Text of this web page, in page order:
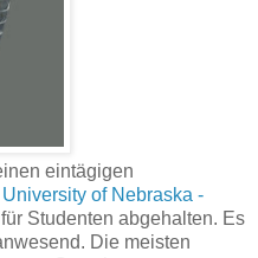
eintägigen
University of Nebraska -
für Studenten abgehalten. Es
Die meisten